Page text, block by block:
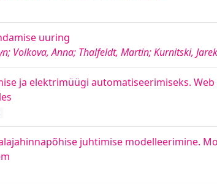
uuring
Volkova, Anna; Thalfeldt, Martin; Kurnitski, Jarek
ja elektrimüügi automatiseerimiseks.
juhtimise modelleerimine.